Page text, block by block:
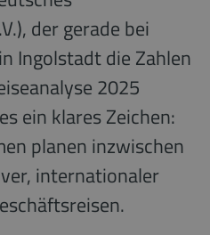
der gerade bei
Ingolstadt die Zahlen
2025
ein klares Zeichen:
planen inzwischen
internationaler